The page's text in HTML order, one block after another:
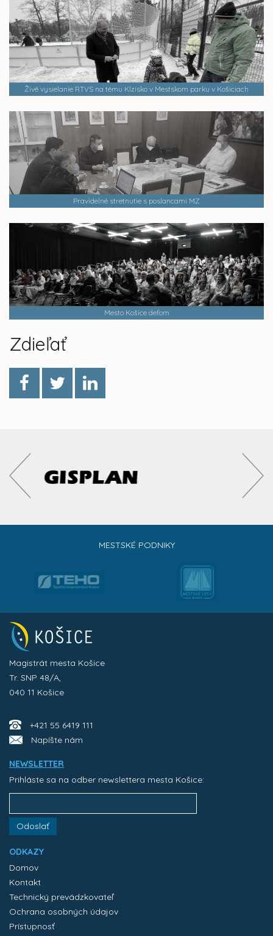
Živé vysielanie RTVS na tému Klzisko v Mestskom parku v Košiciach
Pravidelné stretnutie s poslancami MZ
Mesto Košice deťom
Zdieľať
MESTSKÉ PODNIKY
Magistrát mesta Košice
Tr. SNP 48/A,
040 11 Košice
+421 55 6419 111
Napíšte nám
NEWSLETTER
Prihláste sa na odber newslettera mesta Košice:
Odoslať
ODKAZY
Domov
Kontakt
Technický prevádzkovateľ
Ochrana osobných údajov
Prístupnosť